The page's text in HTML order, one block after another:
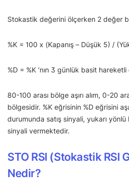
Stokastik değerini ölçerken 2 değer
%K = 100 x (Kapanış – Düşük 5) /
%D = %K ‘nın 3 günlük basit hareketli
80-100 arası bölge aşırı alım, 0-20
bölgesidir. %K eğrisinin %D eğrisini
durumunda satış sinyali, yukarı
sinyali vermektedir.
STO RSI (Stokastik RSI
Nedir?